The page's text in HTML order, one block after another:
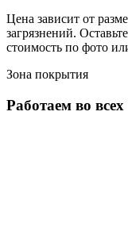
Цена зависит от
загрязнений.
стоимость по фото
Зона покрытия
Работаем во всех